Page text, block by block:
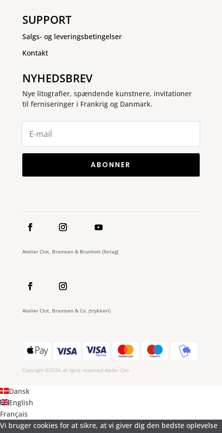
SUPPORT
Salgs- og leveringsbetingelser
Kontakt
NYHEDSBREV
Nye litografier, spændende kunstnere, invitationer
til ferniseringer i Frankrig og Danmark.
ABONNER
Atelier Clot, Bramsen & Brunholt (forlag)
Atelier Clot, Bramsen & Co. (trykkeri)
Copyright ©2026 all rights reserved Atelier Clot
Dansk
English
Français
Vi bruger cookies for at sikre, at vi giver dig den bedste oplevelse